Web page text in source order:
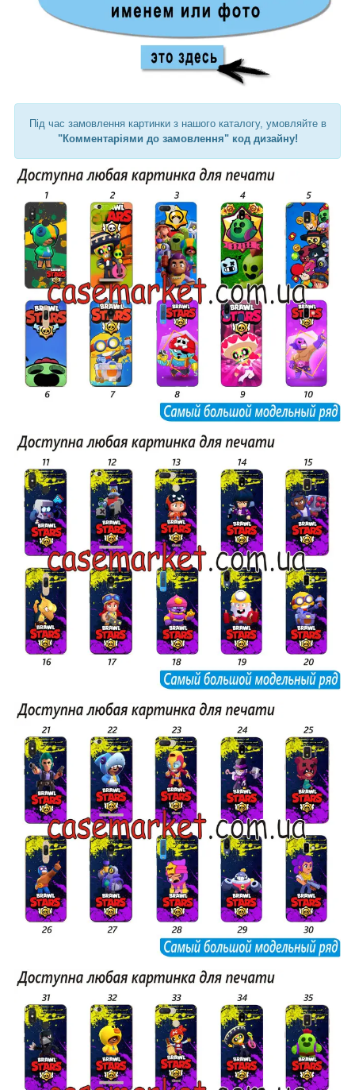
Під час замовлення картинки з нашого каталогу, умовляйте в
"Комментаріями до замовлення" код дизайну!